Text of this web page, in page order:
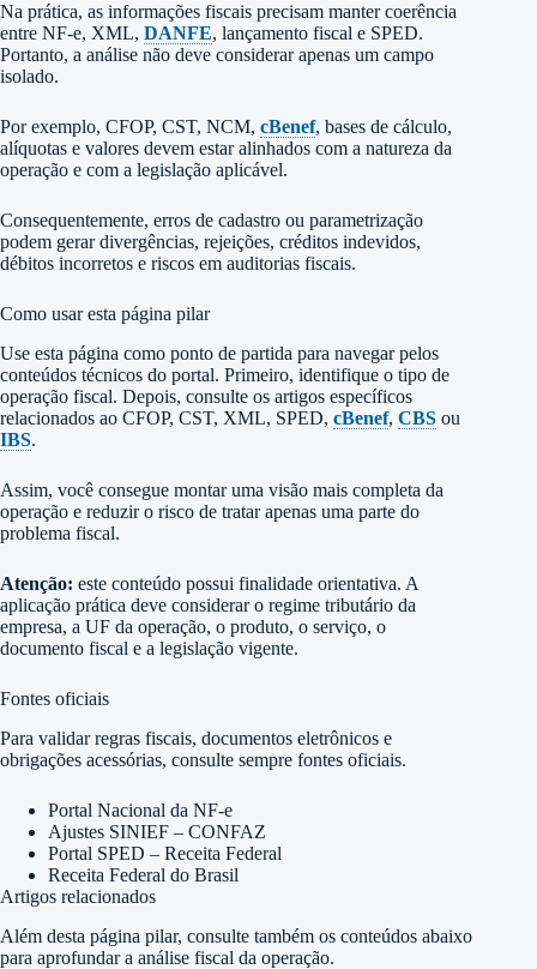
Na prática, as informações fiscais precisam manter coerência
entre NF-e, XML, DANFE, lançamento fiscal e SPED.
Portanto, a análise não deve considerar apenas um campo
isolado.
Por exemplo, CFOP, CST, NCM, cBenef, bases de cálculo,
alíquotas e valores devem estar alinhados com a natureza da
operação e com a legislação aplicável.
Consequentemente, erros de cadastro ou parametrização
podem gerar divergências, rejeições, créditos indevidos,
débitos incorretos e riscos em auditorias fiscais.
Como usar esta página pilar
Use esta página como ponto de partida para navegar pelos
conteúdos técnicos do portal. Primeiro, identifique o tipo de
operação fiscal. Depois, consulte os artigos específicos
relacionados ao CFOP, CST, XML, SPED, cBenef, CBS ou
IBS.
Assim, você consegue montar uma visão mais completa da
operação e reduzir o risco de tratar apenas uma parte do
problema fiscal.
Atenção: este conteúdo possui finalidade orientativa. A
aplicação prática deve considerar o regime tributário da
empresa, a UF da operação, o produto, o serviço, o
documento fiscal e a legislação vigente.
Fontes oficiais
Para validar regras fiscais, documentos eletrônicos e
obrigações acessórias, consulte sempre fontes oficiais.
Portal Nacional da NF-e
Ajustes SINIEF – CONFAZ
Portal SPED – Receita Federal
Receita Federal do Brasil
Artigos relacionados
Além desta página pilar, consulte também os conteúdos abaixo
para aprofundar a análise fiscal da operação.